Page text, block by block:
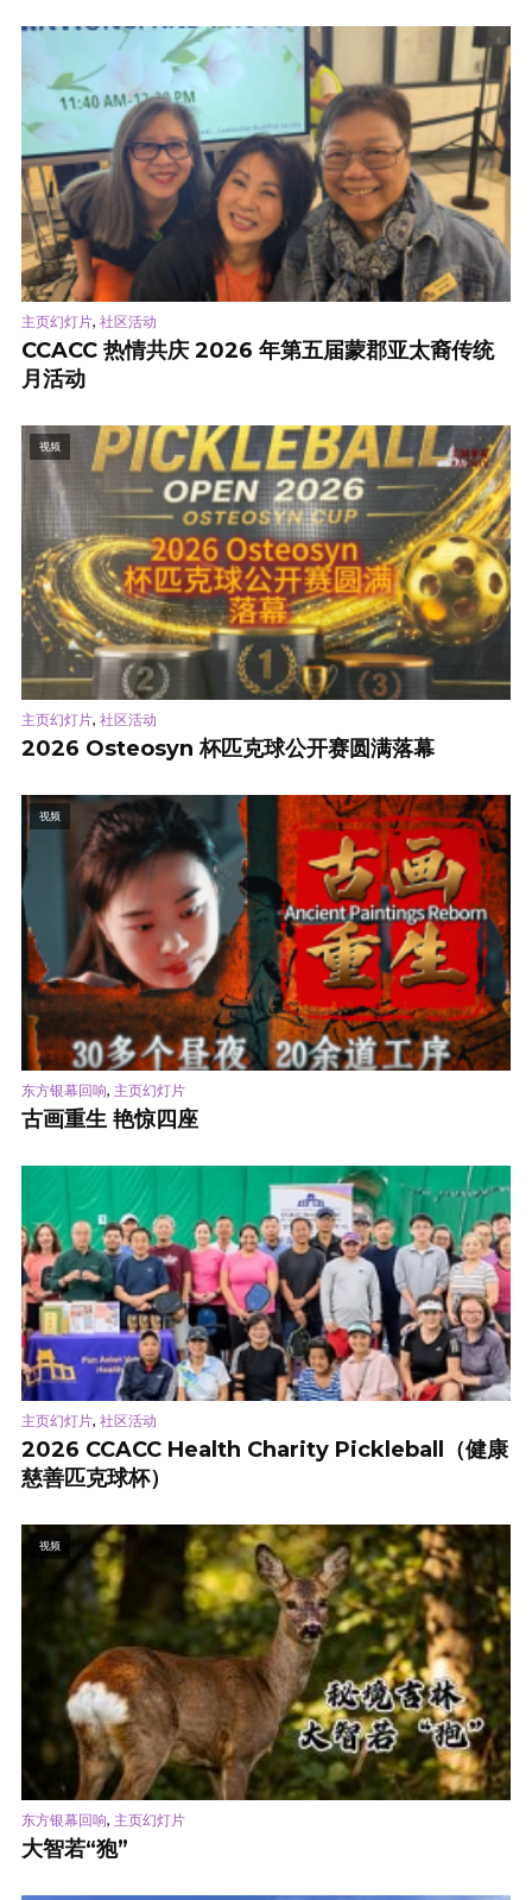
主页幻灯片, 社区活动
CCACC 热情共庆 2026 年第五届蒙郡亚太裔传统
月活动
视频
主页幻灯片, 社区活动
2026 Osteosyn 杯匹克球公开赛圆满落幕
视频
东方银幕回响, 主页幻灯片
古画重生 艳惊四座
主页幻灯片, 社区活动
2026 CCACC Health Charity Pickleball（健康
慈善匹克球杯）
视频
东方银幕回响, 主页幻灯片
大智若“狍”